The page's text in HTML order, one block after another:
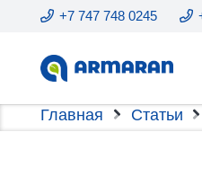
+7 747 748 0245
Главная Статьи